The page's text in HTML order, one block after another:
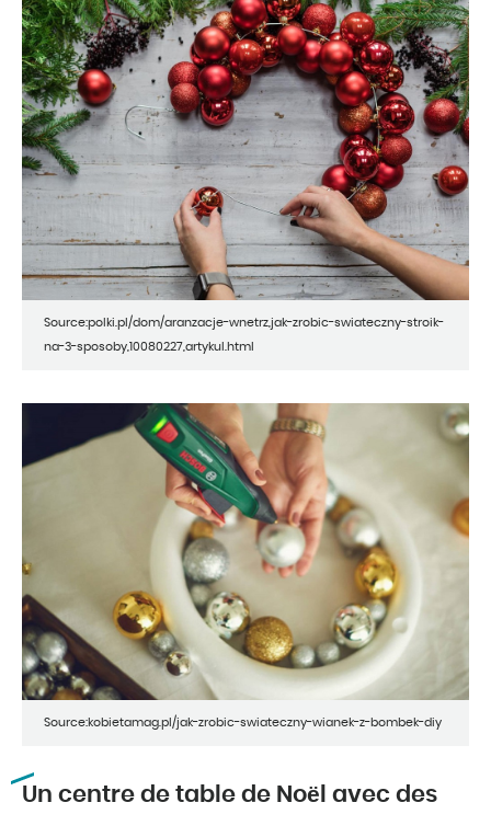
Source:polki.pl/dom/aranzacje-wnetrz,jak-zrobic-swiateczny-stroik-
na-3-sposoby,10080227,artykul.html
Source:kobietamag.pl/jak-zrobic-swiateczny-wianek-z-bombek-diy
Un centre de table de Noël avec des